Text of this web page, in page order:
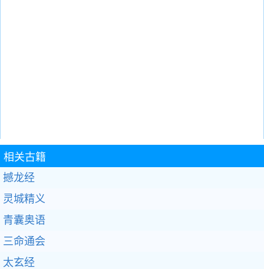
相关古籍
撼龙经
灵城精义
青囊奥语
三命通会
太玄经